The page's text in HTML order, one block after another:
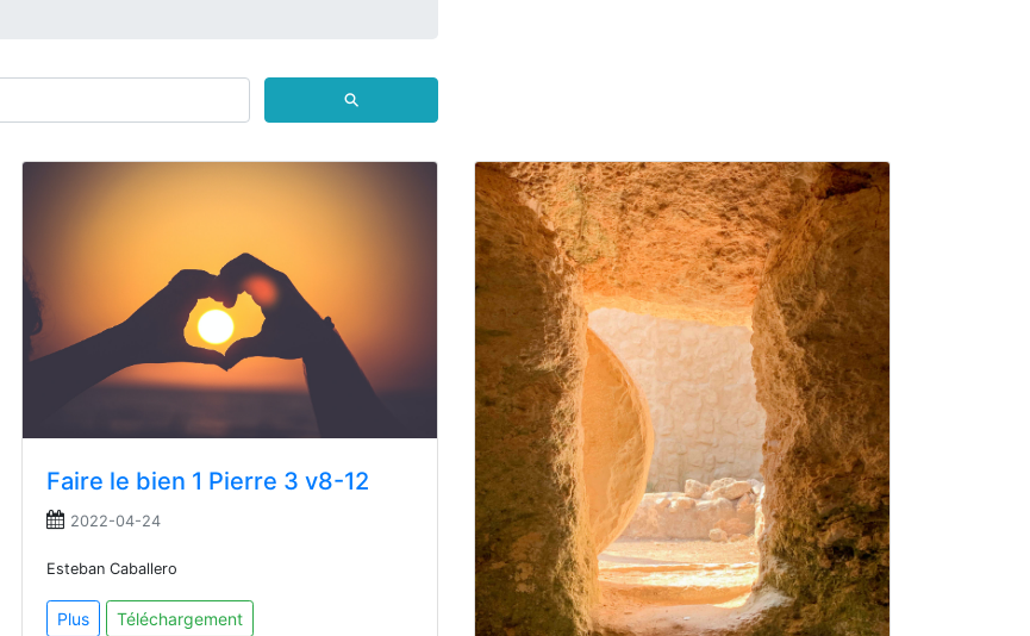
⚲
Faire le bien 1 Pierre 3 v8-12
2022-04-24
Esteban Caballero
Plus Téléchargement